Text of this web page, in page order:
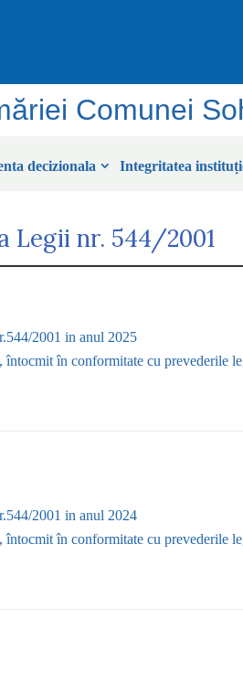
Comunei
decizionala Integritatea
Legii nr. 544/2001
2001 in anul 2025
în conformitate cu prevederile
2001 in anul 2024
în conformitate cu prevederile